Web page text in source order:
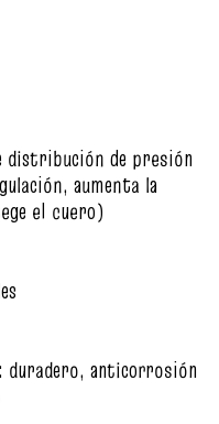
distribución de presión
aumenta la
el cuero)
duradero, anticorrosión